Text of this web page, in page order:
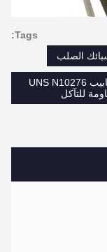
Tags:
أنابيب غير ملحومة هستيلوي C276 إنكونيل,أنابيب UNS N10276
للتآكل